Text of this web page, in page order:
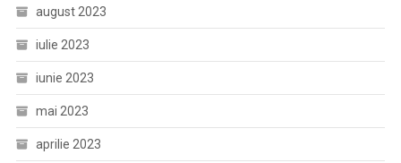
august 2023
iulie 2023
iunie 2023
mai 2023
aprilie 2023